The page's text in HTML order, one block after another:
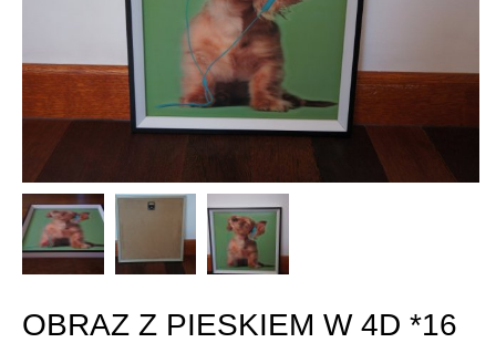
OBRAZ Z PIESKIEM W 4D *16